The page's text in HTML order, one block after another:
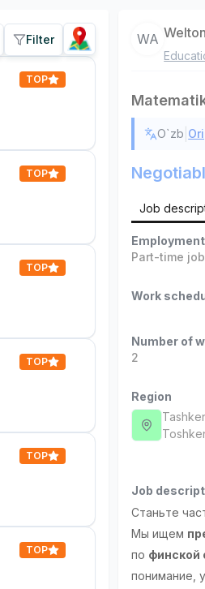
Filter
TOP
TOP
TOP
TOP
TOP
TOP
WA
O`zb
Job
Part-time job
Work
Number of
2
Region
Job
Станьте
Мы ищем
по финской
понимание,